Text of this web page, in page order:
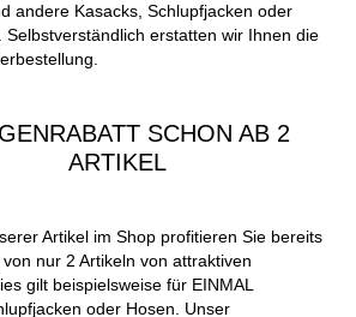
andere Kasacks, Schlupfjacken oder
Selbstverständlich erstatten wir Ihnen die
SCHON AB 2
ARTIKEL
Artikel im Shop profitieren Sie bereits
nur 2 Artikeln von attraktiven
gilt beispielsweise für EINMAL
oder Hosen. Unser